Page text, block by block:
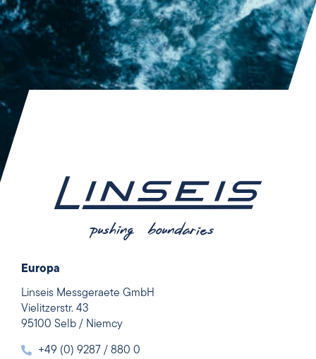
Europa
Linseis Messgeraete GmbH
Vielitzerstr. 43
95100 Selb / Niemcy
+49 (0) 9287 / 880 0